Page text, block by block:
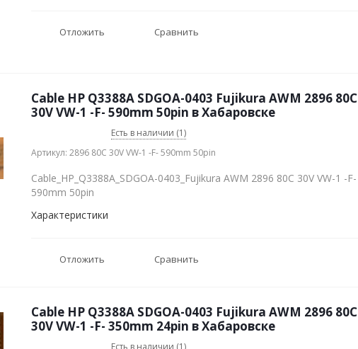
Отложить Сравнить
Cable HP Q3388A SDGOA-0403 Fujikura AWM 2896 80C
30V VW-1 -F- 590mm 50pin в Хабаровске
Есть в наличии (1)
Артикул: 2896 80C 30V VW-1 -F- 590mm 50pin
Cable_HP_Q3388A_SDGOA-0403_Fujikura AWM 2896 80C 30V VW-1 -F-
590mm 50pin
Характеристики
Отложить Сравнить
Cable HP Q3388A SDGOA-0403 Fujikura AWM 2896 80C
30V VW-1 -F- 350mm 24pin в Хабаровске
Есть в наличии (1)